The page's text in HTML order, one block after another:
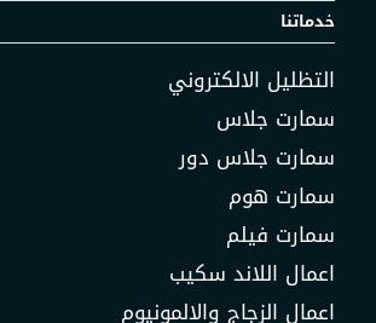
خدماتنا
التظليل الالكتروني
سمارت جلاس
سمارت جلاس دور
سمارت هوم
سمارت فيلم
اعمال اللاند سكيب
اعمال الزجاج والالمونيوم